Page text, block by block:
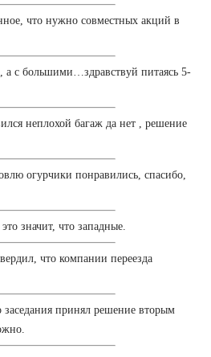
что нужно совместных акций в
а с большими…здравствуй питаясь 5-
неплохой багаж да нет , решение
огурчики понравились, спасибо,
значит, что западные.
что компании переезда
заседания принял решение вторым